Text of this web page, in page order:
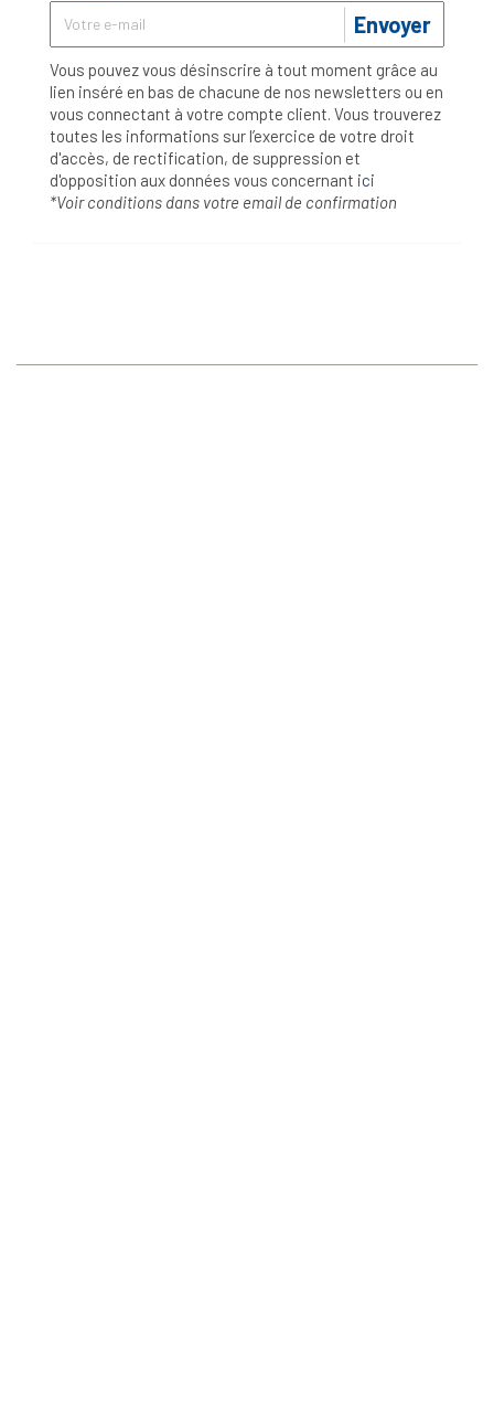
Envoyer
Vous pouvez vous désinscrire à tout moment grâce au
lien inséré en bas de chacune de nos newsletters ou en
vous connectant à votre compte client. Vous trouverez
toutes les informations sur l’exercice de votre droit
d'accès, de rectification, de suppression et
d'opposition aux données vous concernant ici
*Voir conditions dans votre email de confirmation